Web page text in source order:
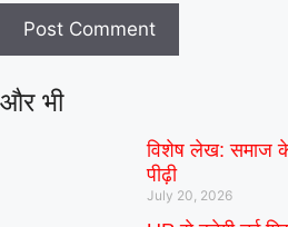
और भी
विशेष लेख: समाज
पीढ़ी
July 20, 2026